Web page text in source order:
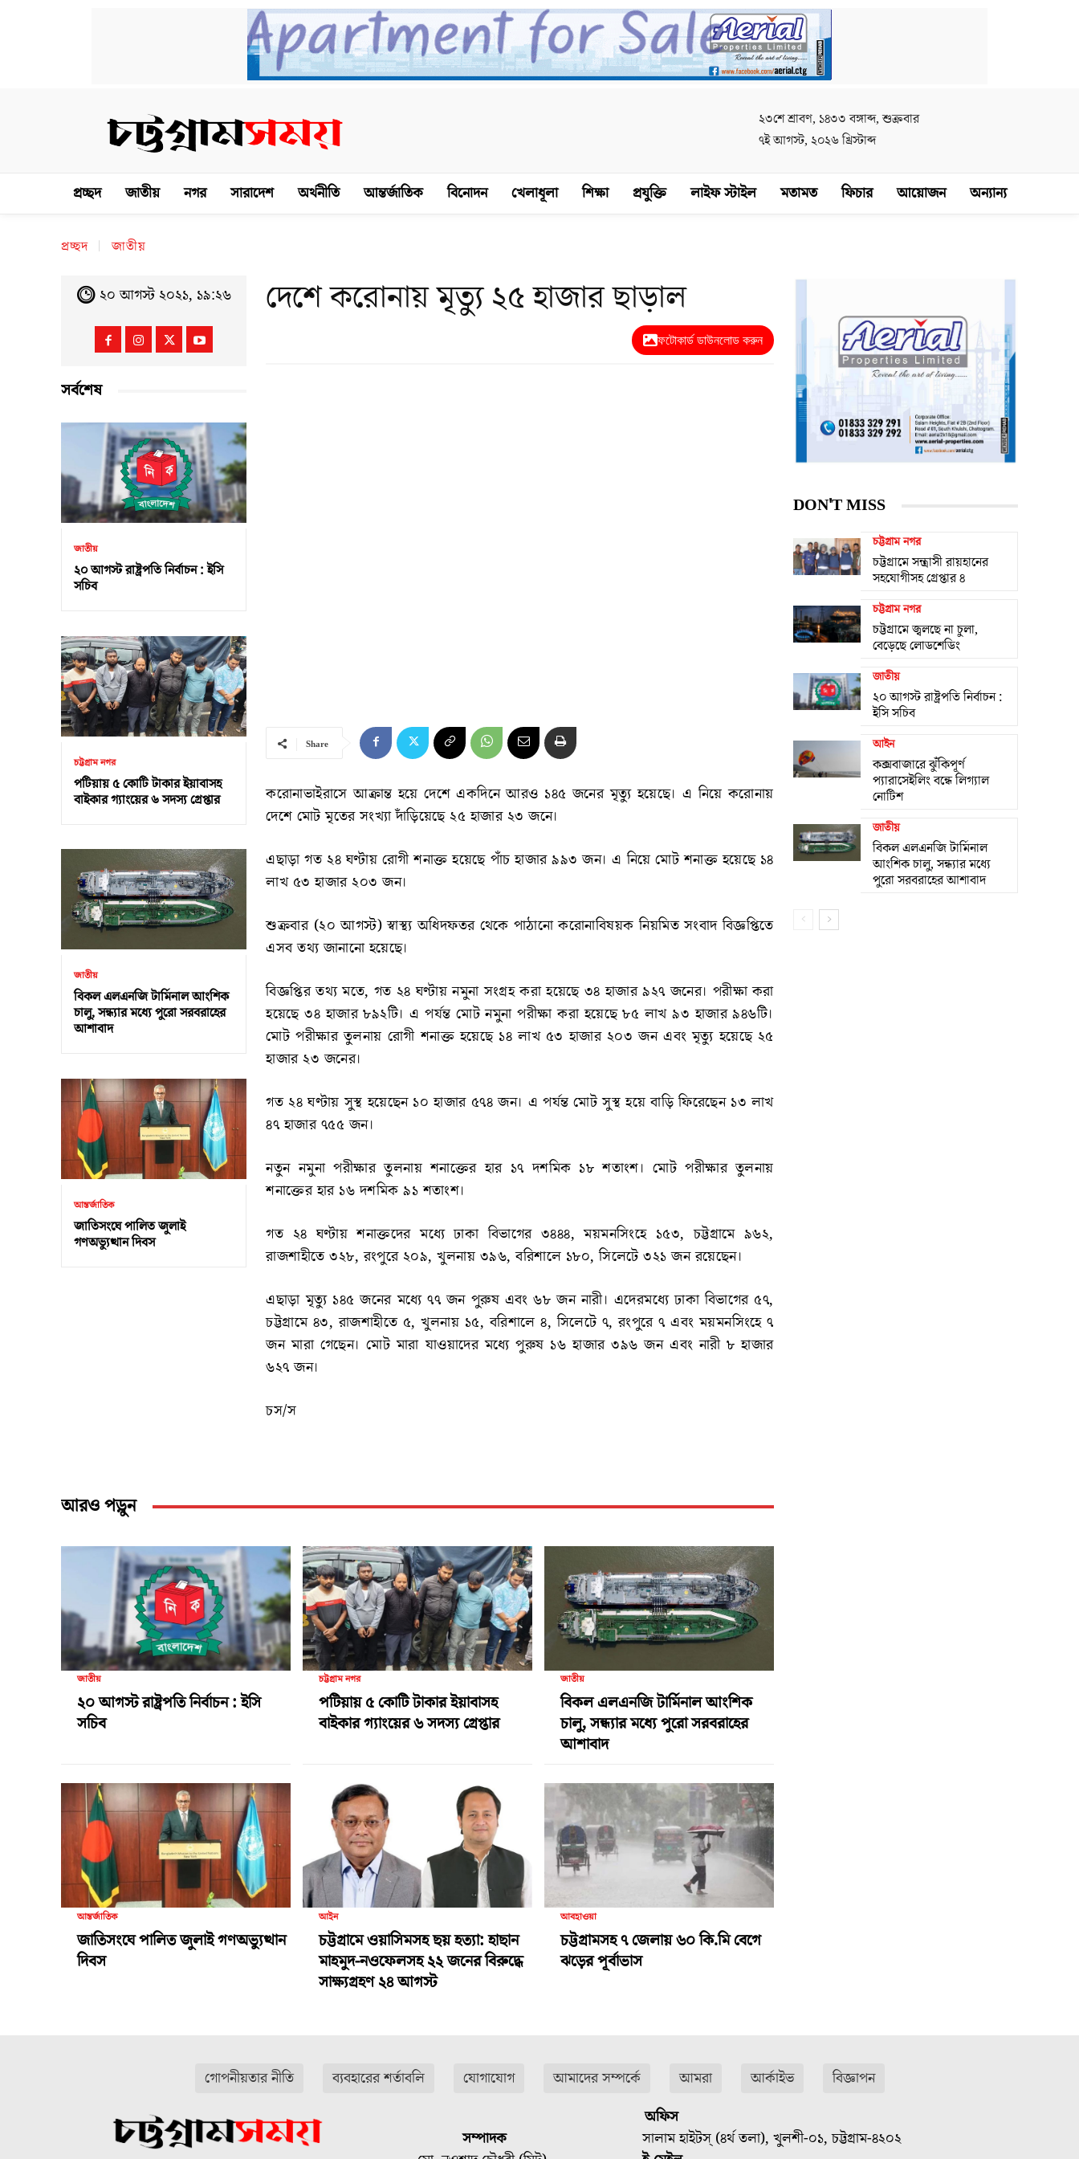
২৩শে শ্রাবণ, ১৪৩৩ বঙ্গাব্দ, শুক্রবার
৭ই আগস্ট, ২০২৬ খ্রিস্টাব্দ
প্রচ্ছদ জাতীয় নগর সারাদেশ অর্থনীতি আন্তর্জাতিক বিনোদন খেলাধূলা শিক্ষা প্রযুক্তি লাইফ স্টাইল মতামত ফিচার আয়োজন অন্যান্য
প্রচ্ছদ জাতীয়
২০ আগস্ট ২০২১, ১৯:২৬
সর্বশেষ
জাতীয়
২০ আগস্ট রাষ্ট্রপতি নির্বাচন : ইসি
সচিব
চট্টগ্রাম নগর
পটিয়ায় ৫ কোটি টাকার ইয়াবাসহ
বাইকার গ্যাংয়ের ৬ সদস্য গ্রেপ্তার
জাতীয়
বিকল এলএনজি টার্মিনাল আংশিক
চালু, সন্ধ্যার মধ্যে পুরো সরবরাহের
আশাবাদ
আন্তর্জাতিক
জাতিসংঘে পালিত জুলাই
গণঅভ্যুত্থান দিবস
দেশে করোনায় মৃত্যু ২৫ হাজার ছাড়াল
ফটোকার্ড ডাউনলোড করুন
Share
করোনাভাইরাসে আক্রান্ত হয়ে দেশে একদিনে আরও ১৪৫ জনের মৃত্যু হয়েছে। এ নিয়ে করোনায়
দেশে মোট মৃতের সংখ্যা দাঁড়িয়েছে ২৫ হাজার ২৩ জনে।
এছাড়া গত ২৪ ঘণ্টায় রোগী শনাক্ত হয়েছে পাঁচ হাজার ৯৯৩ জন। এ নিয়ে মোট শনাক্ত হয়েছে ১৪
লাখ ৫৩ হাজার ২০৩ জন।
শুক্রবার (২০ আগস্ট) স্বাস্থ্য অধিদফতর থেকে পাঠানো করোনাবিষয়ক নিয়মিত সংবাদ বিজ্ঞপ্তিতে
এসব তথ্য জানানো হয়েছে।
বিজ্ঞপ্তির তথ্য মতে, গত ২৪ ঘণ্টায় নমুনা সংগ্রহ করা হয়েছে ৩৪ হাজার ৯২৭ জনের। পরীক্ষা করা
হয়েছে ৩৪ হাজার ৮৯২টি। এ পর্যন্ত মোট নমুনা পরীক্ষা করা হয়েছে ৮৫ লাখ ৯৩ হাজার ৯৪৬টি।
মোট পরীক্ষার তুলনায় রোগী শনাক্ত হয়েছে ১৪ লাখ ৫৩ হাজার ২০৩ জন এবং মৃত্যু হয়েছে ২৫
হাজার ২৩ জনের।
গত ২৪ ঘণ্টায় সুস্থ হয়েছেন ১০ হাজার ৫৭৪ জন। এ পর্যন্ত মোট সুস্থ হয়ে বাড়ি ফিরেছেন ১৩ লাখ
৪৭ হাজার ৭৫৫ জন।
নতুন নমুনা পরীক্ষার তুলনায় শনাক্তের হার ১৭ দশমিক ১৮ শতাংশ। মোট পরীক্ষার তুলনায়
শনাক্তের হার ১৬ দশমিক ৯১ শতাংশ।
গত ২৪ ঘণ্টায় শনাক্তদের মধ্যে ঢাকা বিভাগের ৩৪৪৪, ময়মনসিংহে ১৫৩, চট্টগ্রামে ৯৬২,
রাজশাহীতে ৩২৮, রংপুরে ২০৯, খুলনায় ৩৯৬, বরিশালে ১৮০, সিলেটে ৩২১ জন রয়েছেন।
এছাড়া মৃত্যু ১৪৫ জনের মধ্যে ৭৭ জন পুরুষ এবং ৬৮ জন নারী। এদেরমধ্যে ঢাকা বিভাগের ৫৭,
চট্টগ্রামে ৪৩, রাজশাহীতে ৫, খুলনায় ১৫, বরিশালে ৪, সিলেটে ৭, রংপুরে ৭ এবং ময়মনসিংহে ৭
জন মারা গেছেন। মোট মারা যাওয়াদের মধ্যে পুরুষ ১৬ হাজার ৩৯৬ জন এবং নারী ৮ হাজার
৬২৭ জন।
চস/স
আরও পড়ুন
জাতীয়
২০ আগস্ট রাষ্ট্রপতি নির্বাচন : ইসি
সচিব
চট্টগ্রাম নগর
পটিয়ায় ৫ কোটি টাকার ইয়াবাসহ
বাইকার গ্যাংয়ের ৬ সদস্য গ্রেপ্তার
জাতীয়
বিকল এলএনজি টার্মিনাল আংশিক
চালু, সন্ধ্যার মধ্যে পুরো সরবরাহের
আশাবাদ
আন্তর্জাতিক
জাতিসংঘে পালিত জুলাই গণঅভ্যুত্থান
দিবস
আইন
চট্টগ্রামে ওয়াসিমসহ ছয় হত্যা: হাছান
মাহমুদ-নওফেলসহ ২২ জনের বিরুদ্ধে
সাক্ষ্যগ্রহণ ২৪ আগস্ট
আবহাওয়া
চট্টগ্রামসহ ৭ জেলায় ৬০ কি.মি বেগে
ঝড়ের পূর্বাভাস
DON'T MISS
চট্টগ্রাম নগর
চট্টগ্রামে সন্ত্রাসী রায়হানের
সহযোগীসহ গ্রেপ্তার ৪
চট্টগ্রাম নগর
চট্টগ্রামে জ্বলছে না চুলা,
বেড়েছে লোডশেডিং
জাতীয়
২০ আগস্ট রাষ্ট্রপতি নির্বাচন :
ইসি সচিব
আইন
কক্সবাজারে ঝুঁকিপূর্ণ
প্যারাসেইলিং বন্ধে লিগ্যাল
নোটিশ
জাতীয়
বিকল এলএনজি টার্মিনাল
আংশিক চালু, সন্ধ্যার মধ্যে
পুরো সরবরাহের আশাবাদ
গোপনীয়তার নীতি ব্যবহারের শর্তাবলি যোগাযোগ আমাদের সম্পর্কে আমরা আর্কাইভ বিজ্ঞাপন
সম্পাদক
অফিস
সালাম হাইটস্ (৪র্থ তলা), খুলশী-০১, চট্টগ্রাম-৪২০২